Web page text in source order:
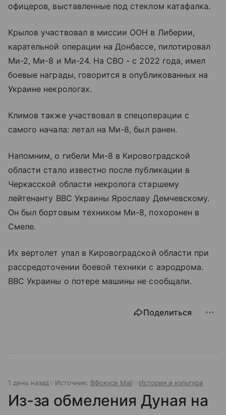
офицеров, выставленные под стеклом катафалка.
Крылов участвовал в миссии ООН в Либерии,
карательной операции на Донбассе, пилотировал
Ми-2, Ми-8 и Ми-24. На СВО - с 2022 года, имел
боевые награды, говорится в опубликованных на
Украине некрологах.
Климов также участвовал в спецоперации с
самого начала: летал на Ми-8, был ранен.
Напомним, о гибели Ми-8 в Кировоградской
области стало известно после публикации в
Черкасской области некролога старшему
лейтенанту ВВС Украины Ярославу Демчевскому.
Он был бортовым техником Ми-8, похоронен в
Смеле.
Их вертолет упал в Кировоградской области при
рассредоточении боевой техники с аэродрома.
ВВС Украины о потере машины не сообщали.
Поделиться
1 день назад Источник: ВФокусе Mail История и культура
Из-за обмеления Дуная на